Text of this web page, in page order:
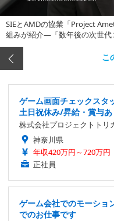
SIEとAMDの協業「Project
組みが紹介―「数年後の次世代
こ
ゲーム画面チェックス
土日祝休み/昇給・賞与あ
株式会社プロジェクトトリ
神奈川県
年収420万円～720万円
正社員
ゲーム会社でのモーショ
でのお仕事です